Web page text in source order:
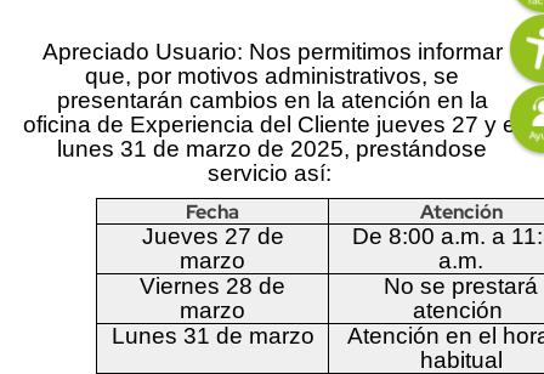
Content
Descripción
Apreciado Usuario: Nos permitimos informar
que, por motivos administrativos, se
presentarán cambios en la atención en la
oficina de Experiencia del Cliente jueves 27 y el
lunes 31 de marzo de 2025, prestándose
servicio así:
Fecha
Atención
Jueves 27 de
marzo
De 8:00 a.m. a
a.m.
Viernes 28 de
marzo
No se prestará
atención
Lunes 31 de marzo
Atención en el
habitual